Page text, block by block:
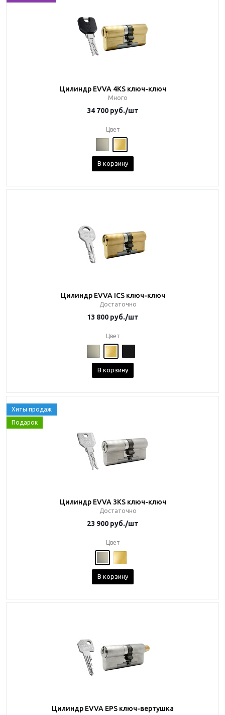
Цилиндр EVVA 4KS ключ-ключ
Много
34 700 руб./шт
Цвет
В корзину
Цилиндр EVVA ICS ключ-ключ
Достаточно
13 800 руб./шт
Цвет
В корзину
Хиты продаж
Подарок
Цилиндр EVVA 3KS ключ-ключ
Достаточно
23 900 руб./шт
Цвет
В корзину
Цилиндр EVVA EPS ключ-вертушка